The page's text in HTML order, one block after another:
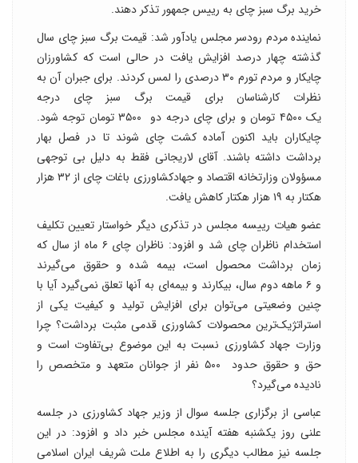
خرید برگ سبز چای به رییس جمهور تذکر دهند.
نماینده مردم رودسر مجلس یادآور شد: قیمت برگ سبز چای سال
گذشته چهار درصد افزایش یافت در حالی است که کشاورزان
چایکار و مردم تورم ۳۰ درصدی را لمس کردند. برای جبران آن به
نظرات کارشناسان برای قیمت برگ سبز چای درجه
یک ۴۵۰۰ تومان و برای چای درجه دو ۳۵۰۰ تومان توجه شود.
چایکاران باید اکنون آماده کشت چای شوند تا در فصل بهار
برداشت داشته باشند. آقای لاریجانی فقط به دلیل بی توجهی
مسؤولان وزارتخانه اقتصاد و جهادکشاورزی باغات چای از ۳۲ هزار
هکتار به ۱۹ هزار هکتار کاهش یافت.
عضو هیات رییسه مجلس در تذکری دیگر خواستار تعیین تکلیف
استخدام ناظران چای شد و افزود: ناظران چای ۶ ماه از سال که
زمان برداشت محصول است، بیمه شده و حقوق می‌گیرند
و ۶ ماهه دوم سال، بیکارند و بیمه‌ای به آنها تعلق نمی‌گیرد آیا با
چنین وضعیتی می‌توان برای افزایش تولید و کیفیت یکی از
استراتژیک‌ترین محصولات کشاورزی قدمی مثبت برداشت؟ چرا
وزارت جهاد کشاورزی نسبت به این موضوع بی‌تفاوت است و
حق و حقوق حدود ۵۰۰ نفر از جوانان متعهد و متخصص را
نادیده می‌گیرد؟
عباسی از برگزاری جلسه سوال از وزیر جهاد کشاورزی در جلسه
علنی روز یکشنبه هفته آینده مجلس خبر داد و افزود: در این
جلسه نیز مطالب دیگری را به اطلاع ملت شریف ایران اسلامی